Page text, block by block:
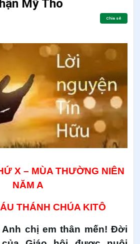
Mỹ Tho
Chia sẻ
X – MÙA THƯỜNG NIÊN
NĂM A
THÁNH CHÚA KITÔ
Anh chị em thân mến! Đời